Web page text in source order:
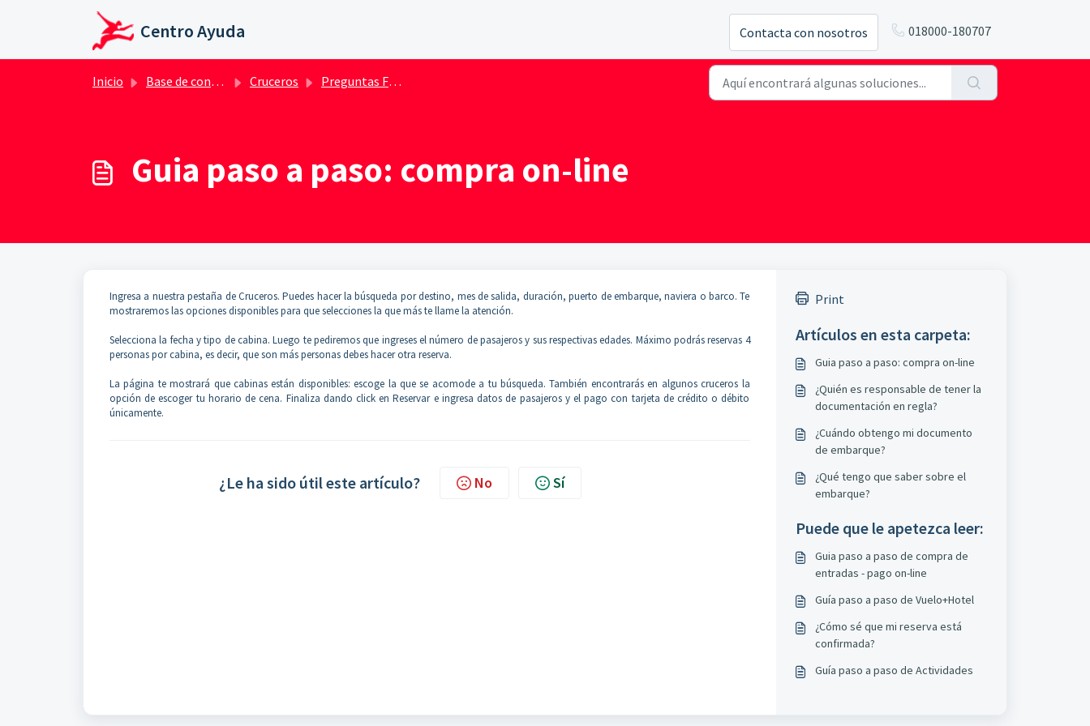
Saltar al contenido principal
Centro Ayuda Contacta con nosotros 018000-180707
Inicio Base de conocimientos Cruceros Preguntas Frecuentes
Guia paso a paso: compra on-line
Ingresa a nuestra pestaña de Cruceros. Puedes hacer la búsqueda por destino, mes de salida, duración, puerto de embarque, naviera o barco. Te
mostraremos las opciones disponibles para que selecciones la que más te llame la atención.
Selecciona la fecha y tipo de cabina. Luego te pediremos que ingreses el número de pasajeros y sus respectivas edades. Máximo podrás reservas 4
personas por cabina, es decir, que son más personas debes hacer otra reserva.
La página te mostrará que cabinas están disponibles: escoge la que se acomode a tu búsqueda. También encontrarás en algunos cruceros la
opción de escoger tu horario de cena. Finaliza dando click en Reservar e ingresa datos de pasajeros y el pago con tarjeta de crédito o débito
únicamente.
¿Le ha sido útil este artículo? No Sí
Print
Artículos en esta carpeta:
Guia paso a paso: compra on-line
¿Quién es responsable de tener la
documentación en regla?
¿Cuándo obtengo mi documento
de embarque?
¿Qué tengo que saber sobre el
embarque?
Puede que le apetezca leer:
Guia paso a paso de compra de
entradas - pago on-line
Guía paso a paso de Vuelo+Hotel
¿Cómo sé que mi reserva está
confirmada?
Guía paso a paso de Actividades